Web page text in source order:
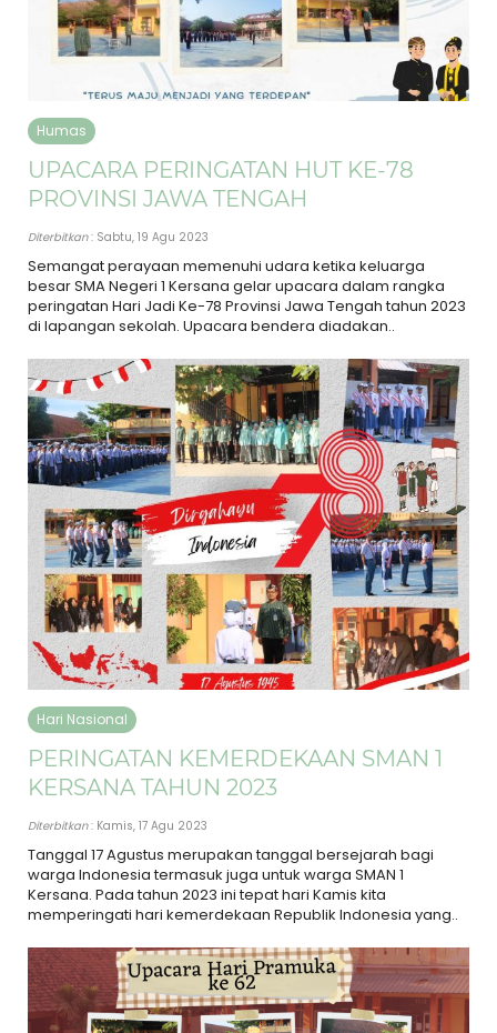
Humas
UPACARA PERINGATAN HUT KE-78
PROVINSI JAWA TENGAH
Diterbitkan: Sabtu, 19 Agu 2023
Semangat perayaan memenuhi udara ketika keluarga
besar SMA Negeri 1 Kersana gelar upacara dalam rangka
peringatan Hari Jadi Ke-78 Provinsi Jawa Tengah tahun 2023
di lapangan sekolah. Upacara bendera diadakan..
Hari Nasional
PERINGATAN KEMERDEKAAN SMAN 1
KERSANA TAHUN 2023
Diterbitkan: Kamis, 17 Agu 2023
Tanggal 17 Agustus merupakan tanggal bersejarah bagi
warga Indonesia termasuk juga untuk warga SMAN 1
Kersana. Pada tahun 2023 ini tepat hari Kamis kita
memperingati hari kemerdekaan Republik Indonesia yang..